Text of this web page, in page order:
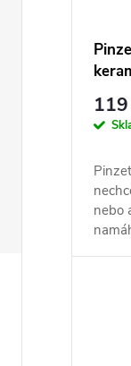
nebo